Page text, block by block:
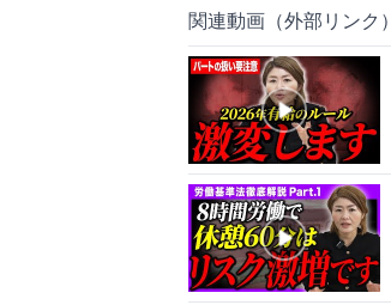
関連動画（外部リンク）